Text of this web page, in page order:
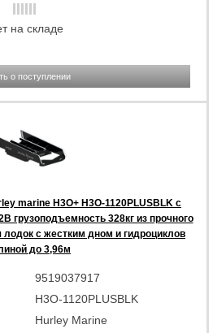
на складе
о поступлении
marine H3O+ H3O-1120PLUSBLK с
грузоподъемность 328кг из прочного
лодок с жестким дном и гидроциклов
до 3,96м
9519037917
H3O-1120PLUSBLK
Hurley Marine